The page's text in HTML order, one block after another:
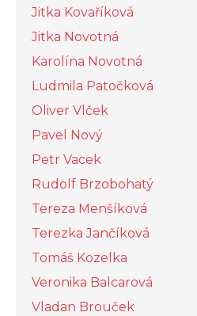
Jitka Kovaříková
Jitka Novotná
Karolína Novotná
Ludmila Patočková
Oliver Vlček
Pavel Nový
Petr Vacek
Rudolf Brzobohatý
Tereza Menšíková
Terezka Jančíková
Tomáš Kozelka
Veronika Balcarová
Vladan Brouček